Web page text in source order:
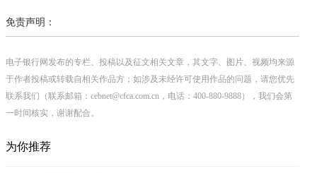
免责声明：
电子银行网发布的专栏、投稿以及征文相关文章，其文字、图片、视频均来源
于作者投稿或转载自相关作品方；如涉及未经许可使用作品的问题，请您优先
联系我们（联系邮箱：cebnet@cfca.com.cn，电话：400-880-9888），我们会第
一时间核实，谢谢配合。
为你推荐